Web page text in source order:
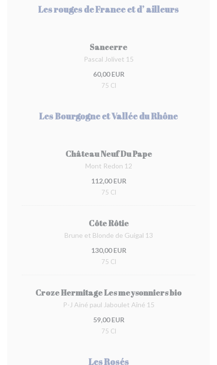
Les rouges de France et d’ ailleurs
Sancerre
Pascal Jolivet 15
60,00 EUR
75 Cl
Les Bourgogne et Vallée du Rhône
Château Neuf Du Pape
Mont Redon 12
112,00 EUR
75 Cl
Côte Rôtie
Brune et Blonde de Guigal 13
130,00 EUR
75 Cl
Croze Hermitage Les meysonniers bio
P-J Ainé paul Jaboulet Aîné 15
59,00 EUR
75 Cl
Les Rosés